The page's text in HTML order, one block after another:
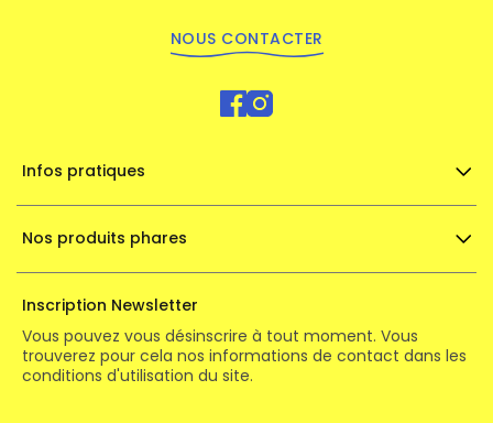
NOUS CONTACTER
Infos pratiques
Nos produits phares
Inscription Newsletter
Vous pouvez vous désinscrire à tout moment. Vous
trouverez pour cela nos informations de contact dans les
conditions d'utilisation du site.